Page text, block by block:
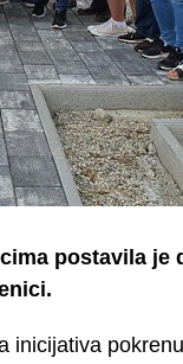
postavila je
inicijativa